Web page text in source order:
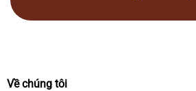
Về chúng tôi